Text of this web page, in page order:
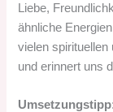
Liebe,
ähnliche
vielen spirituellen
und erinnert uns